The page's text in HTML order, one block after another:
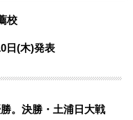
校
日(木)発表
。決勝・土浦日大戦